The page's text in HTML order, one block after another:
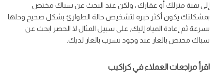
إلى بقية منزلك أو عقارك ، ولكن عند البحث عن سباك مختص
بمشكلتك يكون أكثر خبره لتشخيص حالة الطوارئ بشكل صحيح وحلها
بسرعة ثم إعادة المياه إليك, على سبيل المثال لا الحصر ابحث عن
سباك مختص بالغاز عند وجود تسرب بالغاز لديك.
اقرأ مراجعات العملاء في كراكيب